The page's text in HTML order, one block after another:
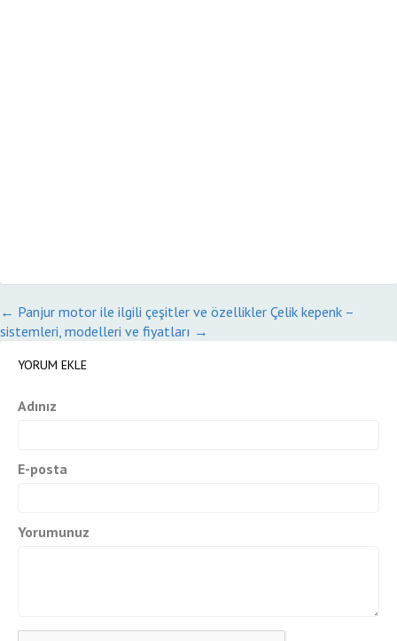
← Panjur motor ile ilgili çeşitler ve özellikler Çelik kepenk –
sistemleri, modelleri ve fiyatları →
YORUM EKLE
Adınız
E-posta
Yorumunuz